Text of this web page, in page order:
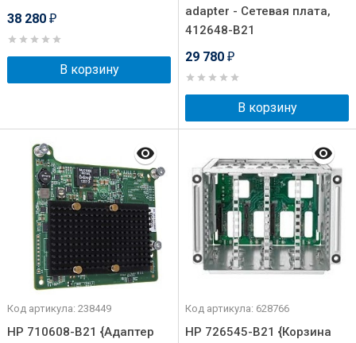
38 280 ₽
В корзину
adapter - Сетевая плата,
412648-B21
29 780 ₽
В корзину
Код артикула: 238449
HP 710608-B21 {Адаптер
Код артикула: 628766
HP 726545-B21 {Корзина